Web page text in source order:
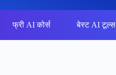
फ्री AI कोर्स बेस्ट AI टूल्स